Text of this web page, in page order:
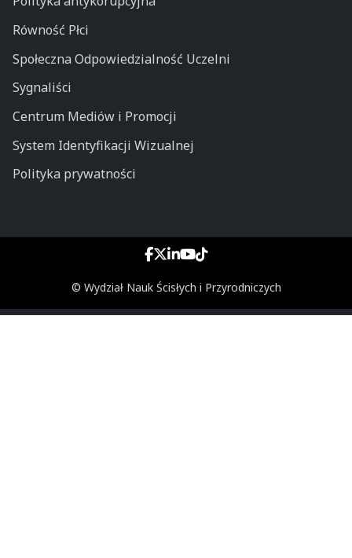
Równość Płci
Społeczna Odpowiedzialność Uczelni
Sygnaliści
Centrum Mediów i Promocji
System Identyfikacji Wizualnej
Polityka prywatności
© Wydział Nauk Ścisłych i Przyrodniczych